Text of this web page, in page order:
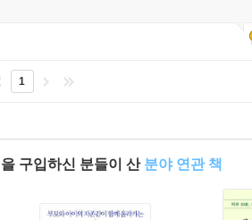
1
구입하신 분들이 산 분야 연관 책